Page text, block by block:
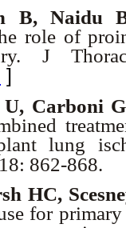
B, Naidu
role of
J
]
U, Carboni
lung
862-868.
HC,
for